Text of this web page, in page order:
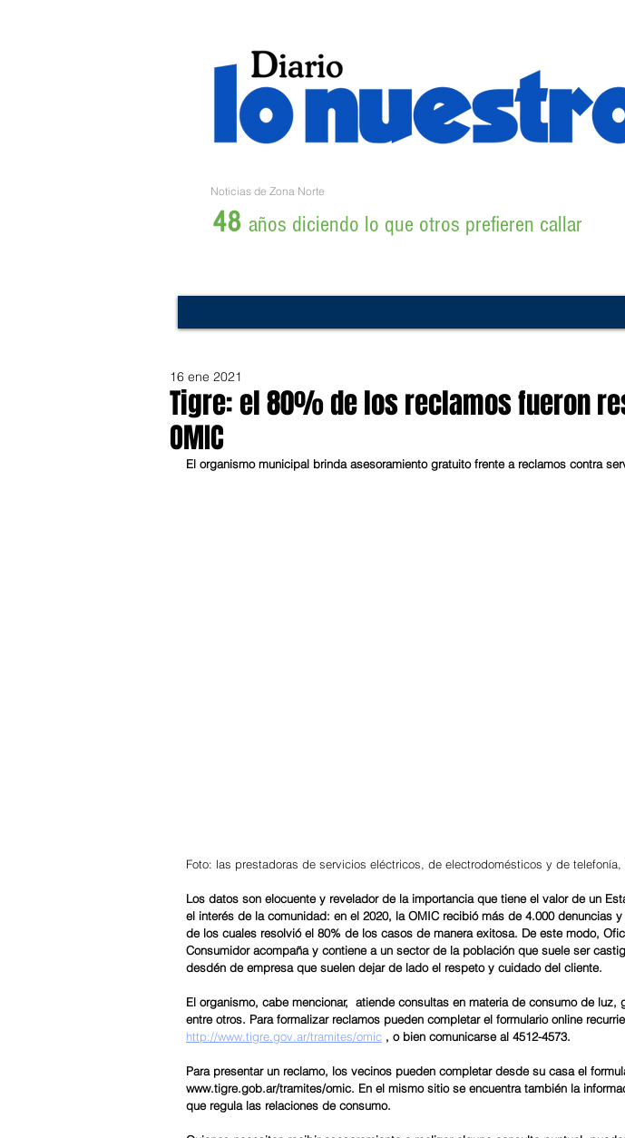
Noticias de Zona Norte
48 años diciendo lo que otros prefieren callar
Tigre: el 80% de los reclamos fueron
OMIC
16 ene 2021
El organismo municipal brinda asesoramiento gratuito frente a reclamos contra
Foto: las prestadoras de servicios eléctricos, de electrodomésticos y de
Los datos son elocuente y revelador de la importancia que tiene el valor de un
el interés de la comunidad: en el 2020, la OMIC recibió más de 4.000 denuncias
de los cuales resolvió el 80% de los casos de manera exitosa. De este modo,
Consumidor acompaña y contiene a un sector de la población que suele ser
desdén de empresa que suelen dejar de lado el respeto y cuidado del cliente.
El organismo, cabe mencionar,  atiende consultas en materia de consumo de luz,
entre otros. Para formalizar reclamos pueden completar el formulario online
http://www.tigre.gov.ar/tramites/omic , o bien comunicarse al 4512-4573.
Para presentar un reclamo, los vecinos pueden completar desde su casa el
www.tigre.gob.ar/tramites/omic. En el mismo sitio se encuentra también la
que regula las relaciones de consumo.